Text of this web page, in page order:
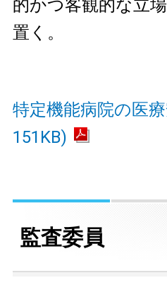
的かつ客観的な立
置く。
特定機能病院の医
151KB)
監査委員